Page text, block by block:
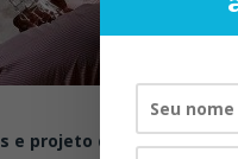
e projeto que você